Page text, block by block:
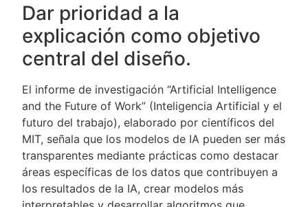
Dar prioridad a la
explicación como objetivo
central del diseño.
El informe de investigación “Artificial Intelligence
and the Future of Work” (Inteligencia Artificial y el
futuro del trabajo), elaborado por científicos del
MIT, señala que los modelos de IA pueden ser más
transparentes mediante prácticas como destacar
áreas específicas de los datos que contribuyen a
los resultados de la IA, crear modelos más